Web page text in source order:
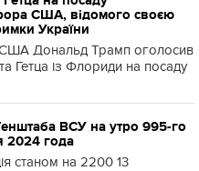
США, відомого своєю
України
США Дональд Трамп оголосив
Гетца із Флориди на посаду
ВСУ на утро 995-го
2024 года
станом на 2200 13